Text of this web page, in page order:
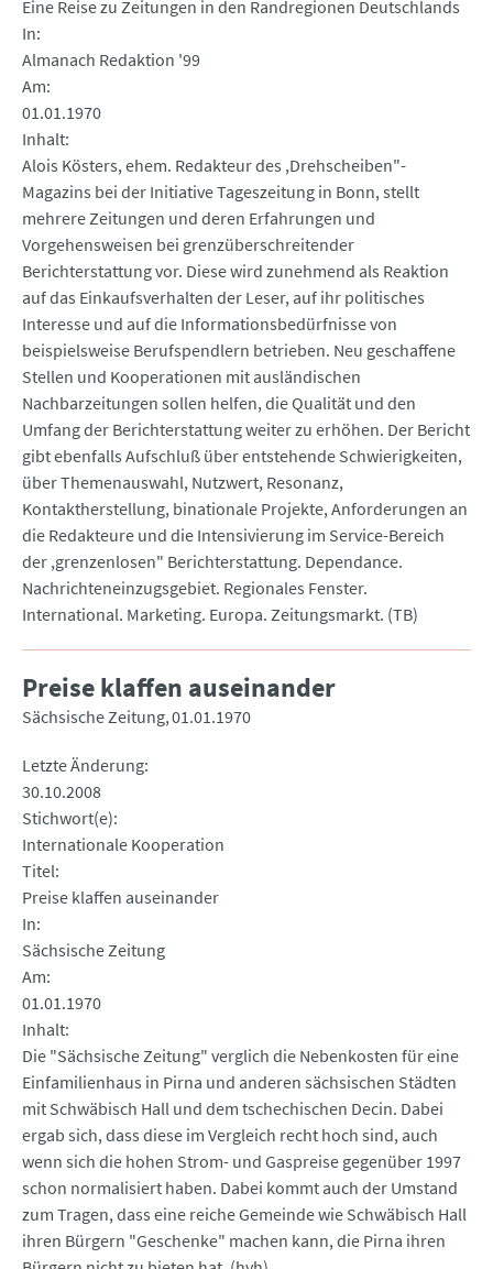
Eine Reise zu Zeitungen in den Randregionen Deutschlands
In
Almanach Redaktion '99
Am
01.01.1970
Inhalt
Alois Kösters, ehem. Redakteur des ,Drehscheiben"-
Magazins bei der Initiative Tageszeitung in Bonn, stellt
mehrere Zeitungen und deren Erfahrungen und
Vorgehensweisen bei grenzüberschreitender
Berichterstattung vor. Diese wird zunehmend als Reaktion
auf das Einkaufsverhalten der Leser, auf ihr politisches
Interesse und auf die Informationsbedürfnisse von
beispielsweise Berufspendlern betrieben. Neu geschaffene
Stellen und Kooperationen mit ausländischen
Nachbarzeitungen sollen helfen, die Qualität und den
Umfang der Berichterstattung weiter zu erhöhen. Der Bericht
gibt ebenfalls Aufschluß über entstehende Schwierigkeiten,
über Themenauswahl, Nutzwert, Resonanz,
Kontaktherstellung, binationale Projekte, Anforderungen an
die Redakteure und die Intensivierung im Service-Bereich
der ,grenzenlosen" Berichterstattung. Dependance.
Nachrichteneinzugsgebiet. Regionales Fenster.
International. Marketing. Europa. Zeitungsmarkt. (TB)
Preise klaffen auseinander
Sächsische Zeitung 01.01.1970
Letzte Änderung
30.10.2008
Stichwort(e)
Internationale Kooperation
Titel
Preise klaffen auseinander
In
Sächsische Zeitung
Am
01.01.1970
Inhalt
Die "Sächsische Zeitung" verglich die Nebenkosten für eine
Einfamilienhaus in Pirna und anderen sächsischen Städten
mit Schwäbisch Hall und dem tschechischen Decin. Dabei
ergab sich, dass diese im Vergleich recht hoch sind, auch
wenn sich die hohen Strom- und Gaspreise gegenüber 1997
schon normalisiert haben. Dabei kommt auch der Umstand
zum Tragen, dass eine reiche Gemeinde wie Schwäbisch Hall
ihren Bürgern "Geschenke" machen kann, die Pirna ihren